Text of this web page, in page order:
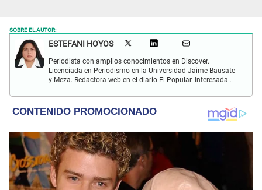
SOBRE EL AUTOR:
ESTEFANI HOYOS
Periodista con amplios conocimientos en Discover.
Licenciada en Periodismo en la Universidad Jaime Bausate
y Meza. Redactora web en el diario El Popular. Interesada
internacional; tendencias, películas y series.